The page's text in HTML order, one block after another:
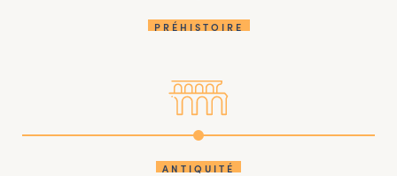
PRÉHISTOIRE
ANTIQUITÉ